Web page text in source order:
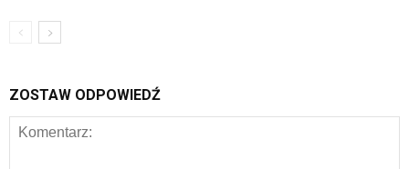
ZOSTAW ODPOWIEDŹ